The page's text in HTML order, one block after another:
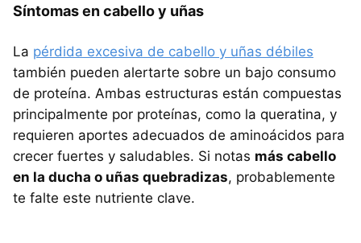
Síntomas en cabello y uñas
La pérdida excesiva de cabello y uñas débiles
también pueden alertarte sobre un bajo consumo
de proteína. Ambas estructuras están compuestas
principalmente por proteínas, como la queratina, y
requieren aportes adecuados de aminoácidos para
crecer fuertes y saludables. Si notas más cabello
en la ducha o uñas quebradizas, probablemente
te falte este nutriente clave.